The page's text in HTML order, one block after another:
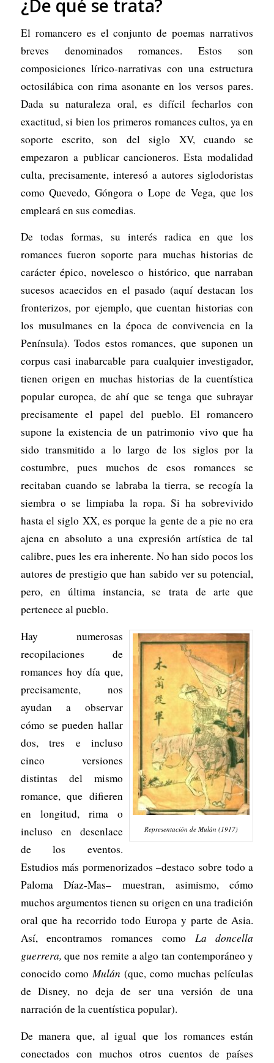
¿De qué se trata?
El romancero es el conjunto de poemas narrativos
breves denominados romances. Estos son
composiciones lírico-narrativas con una estructura
octosilábica con rima asonante en los versos pares.
Dada su naturaleza oral, es difícil fecharlos con
exactitud, si bien los primeros romances cultos, ya en
soporte escrito, son del siglo XV, cuando se
empezaron a publicar cancioneros. Esta modalidad
culta, precisamente, interesó a autores siglodoristas
como Quevedo, Góngora o Lope de Vega, que los
empleará en sus comedias.
De todas formas, su interés radica en que los
romances fueron soporte para muchas historias de
carácter épico, novelesco o histórico, que narraban
sucesos acaecidos en el pasado (aquí destacan los
fronterizos, por ejemplo, que cuentan historias con
los musulmanes en la época de convivencia en la
Península). Todos estos romances, que suponen un
corpus casi inabarcable para cualquier investigador,
tienen origen en muchas historias de la cuentística
popular europea, de ahí que se tenga que subrayar
precisamente el papel del pueblo. El romancero
supone la existencia de un patrimonio vivo que ha
sido transmitido a lo largo de los siglos por la
costumbre, pues muchos de esos romances se
recitaban cuando se labraba la tierra, se recogía la
siembra o se limpiaba la ropa. Si ha sobrevivido
hasta el siglo XX, es porque la gente de a pie no era
ajena en absoluto a una expresión artística de tal
calibre, pues les era inherente. No han sido pocos los
autores de prestigio que han sabido ver su potencial,
pero, en última instancia, se trata de arte que
pertenece al pueblo.
Representación de Mulán (1917)
Hay numerosas
recopilaciones de
romances hoy día que,
precisamente, nos
ayudan a observar
cómo se pueden hallar
dos, tres e incluso
cinco versiones
distintas del mismo
romance, que difieren
en longitud, rima o
incluso en desenlace
de los eventos.
Estudios más pormenorizados –destaco sobre todo a
Paloma Díaz-Mas– muestran, asimismo, cómo
muchos argumentos tienen su origen en una tradición
oral que ha recorrido todo Europa y parte de Asia.
Así, encontramos romances como La doncella
guerrera,que nos remite a algo tan contemporáneo y
conocido comoMulán (que, como muchas películas
de Disney, no deja de ser una versión de una
narración de la cuentística popular).
De manera que, al igual que los romances están
conectados con muchos otros cuentos de países